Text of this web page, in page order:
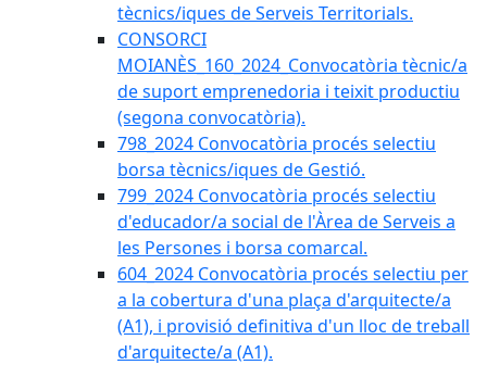
tècnics/iques de Serveis Territorials.
CONSORCI
MOIANÈS_160_2024_Convocatòria tècnic/a
de suport emprenedoria i teixit productiu
(segona convocatòria).
798_2024 Convocatòria procés selectiu
borsa tècnics/iques de Gestió.
799_2024 Convocatòria procés selectiu
d'educador/a social de l'Àrea de Serveis a
les Persones i borsa comarcal.
604_2024 Convocatòria procés selectiu per
a la cobertura d'una plaça d'arquitecte/a
(A1), i provisió definitiva d'un lloc de treball
d'arquitecte/a (A1).